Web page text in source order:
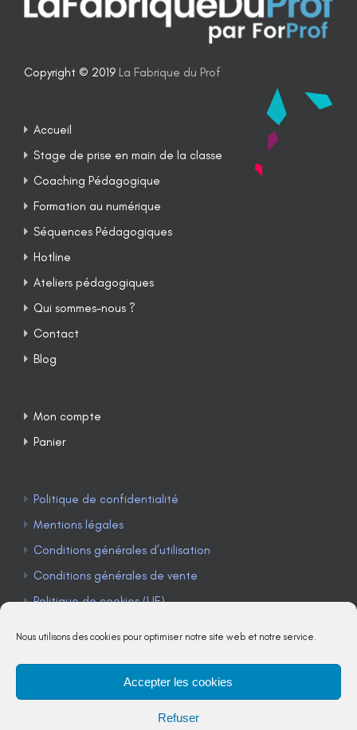
Nous utilisons des cookies pour optimiser notre site web et notre service.
Accepter les cookies
Refuser
Copyright © 2019 La Fabrique du Prof
Accueil
Stage de prise en main de la classe
Coaching Pédagogique
Formation au numérique
Séquences Pédagogiques
Hotline
Ateliers pédagogiques
Qui sommes-nous ?
Contact
Blog
Mon compte
Panier
Politique de confidentialité
Mentions légales
Conditions générales d’utilisation
Conditions générales de vente
Politique de cookies (UE)
TÉLÉPHONE : 04 90 85 22 98